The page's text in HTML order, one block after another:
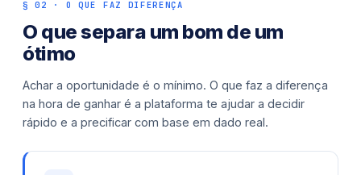
§ 02 · O QUE FAZ DIFERENÇA
O que separa um bom de um
ótimo
Achar a oportunidade é o mínimo. O que faz a diferença
na hora de ganhar é a plataforma te ajudar a decidir
rápido e a precificar com base em dado real.